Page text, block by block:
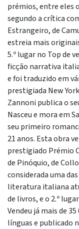
prémios, entre eles
segundo a crítica
Estrangeiro, de
estreia mais
5.º lugar no Top de
ficção narrativa
e foi traduzido em
prestigiada New
Zannoni publica o
Nasceu e mora em
seu primeiro
21 anos. Esta obra
prestigiado Prémio
de Pinóquio, de
considerada uma
literatura italiana
de livros, e o 2.º
Vendeu já mais de
línguas e publicado